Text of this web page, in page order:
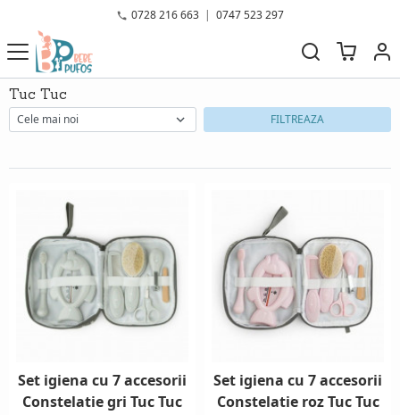
0728 216 663 | 0747 523 297
Tuc Tuc
FILTREAZA
Set igiena cu 7 accesorii
Constelatie gri Tuc Tuc
Set igiena cu 7 accesorii
Constelatie roz Tuc Tuc